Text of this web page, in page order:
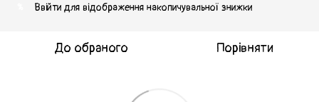
Ввійти для відображення накопичувальної знижки
До обраного Порівняти